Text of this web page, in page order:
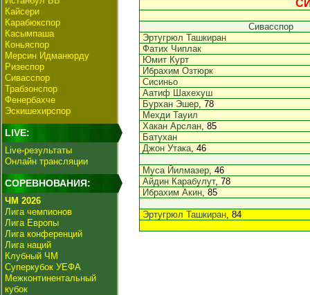
Кайсери
Карабюкспор
Касымпаша
Коньяспор
Мерсин Идманюрду
Ризеспор
Сивасспор
Трабзонспор
Фенербахче
Эскишехирспор
LIVE:
Live-результаты
Онлайн трансляции
СОРЕВНОВАНИЯ:
ЧМ 2026
Лига чемпионов
Лига Европы
Лига конференций
Лига наций
Клубный ЧМ
Суперкубок УЕФА
Межконтинентальный
кубок
Сивасспор
Эртугрюл Ташкиран
Фатих Чиплак
Юмит Курт
Ибрахим Озтюрк
Сисиньо
Аатиф Шахехуш
Бурхан Эшер, 78
Мехди Тауил
Хакан Арслан, 85
Батухан
Джон Утака, 46
Муса Йилмазер, 46
Айдин Карабулут, 78
Ибрахим Акин, 85
Эртугрюл Ташкиран, 84